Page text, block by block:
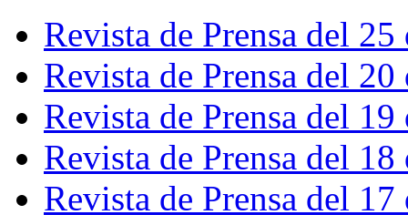
Revista de Prensa del
Revista de Prensa del
Revista de Prensa del
Revista de Prensa del
Revista de Prensa del